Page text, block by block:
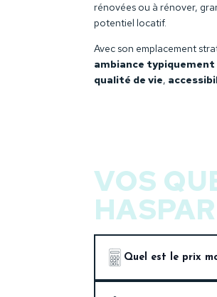
rénovées ou à rénover,
potentiel locatif.
Avec son emplacement
ambiance typiquement
qualité de vie,
VOS
Quel est le prix